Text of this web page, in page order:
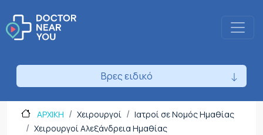
Βρες ειδικό
ΑΡΧΙΚΗ Χειρουργοί
Ιατροί σε Νομός Ημαθίας
Χειρουργοί Αλεξάνδρεια Ημαθίας